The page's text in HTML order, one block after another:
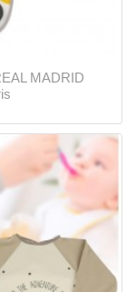
MADRID